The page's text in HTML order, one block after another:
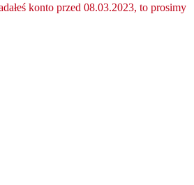
konto przed 08.03.2023, to prosimy